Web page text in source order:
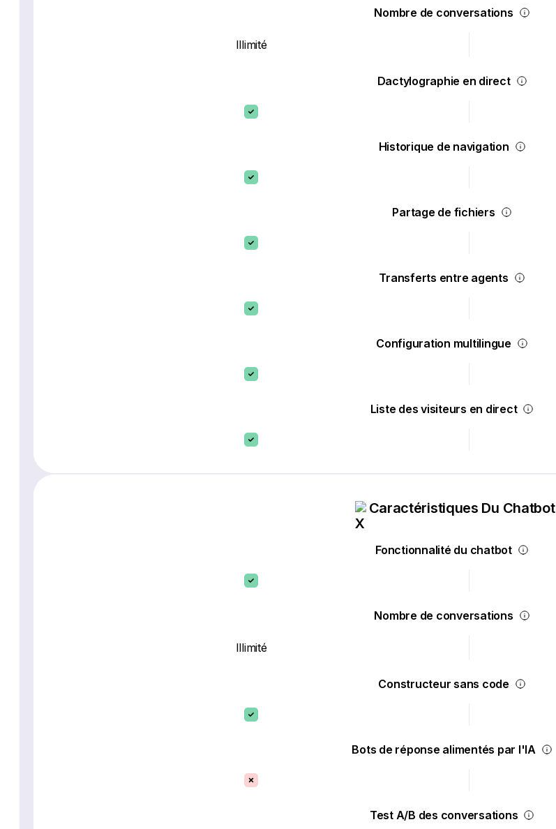
Nombre de conversations
Illimité
Dactylographie en direct
Historique de navigation
Partage de fichiers
Transferts entre agents
Configuration multilingue
Liste des visiteurs en direct
Caractéristiques Du Chatbot
Fonctionnalité du chatbot
Nombre de conversations
Illimité
Constructeur sans code
Bots de réponse alimentés par l'IA
Test A/B des conversations